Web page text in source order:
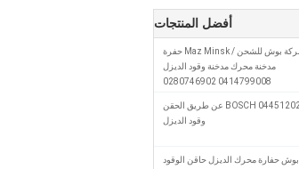
أفضل المنتجات
شركة بوش للشحن / Maz Minsk حفرة
مدخنة محرك مدخنة وقود الديزل
0414799008 0280746902
0445120270 BOSCH عن طريق الحقن
وقود الديزل
بوش حفارة محرك الديزل حاقن الوقود